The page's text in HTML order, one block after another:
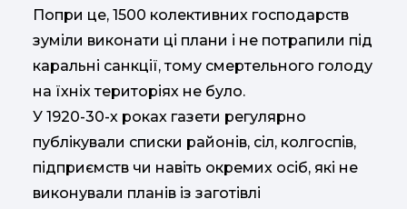
Попри це, 1500 колективних господарств
зуміли виконати ці плани і не потрапили під
каральні санкції, тому смертельного голоду
на їхніх територіях не було.
У 1920-30-х роках газети регулярно
публікували списки районів, сіл, колгоспів,
підприємств чи навіть окремих осіб, які не
виконували планів із заготівлі